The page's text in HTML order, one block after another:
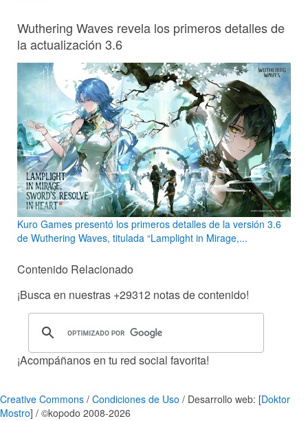
Wuthering Waves revela los primeros detalles de
la actualización 3.6
Kuro Games presentó los primeros detalles de la versión 3.6
de Wuthering Waves, titulada “Lamplight in Mirage,...
Contenido Relacionado
¡Busca en nuestras +29312 notas de contenido!
¡Acompáñanos en tu red social favorita!
Creative Commons / Condiciones de Uso / Desarrollo web: [Doktor
Mostro] / ©kopodo 2008-2026